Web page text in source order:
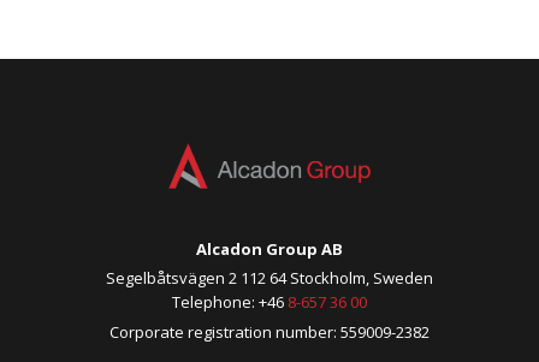
Alcadon Group AB
Segelbåtsvägen 2 112 64 Stockholm, Sweden
Telephone: +46 8-657 36 00
Corporate registration number: 559009-2382